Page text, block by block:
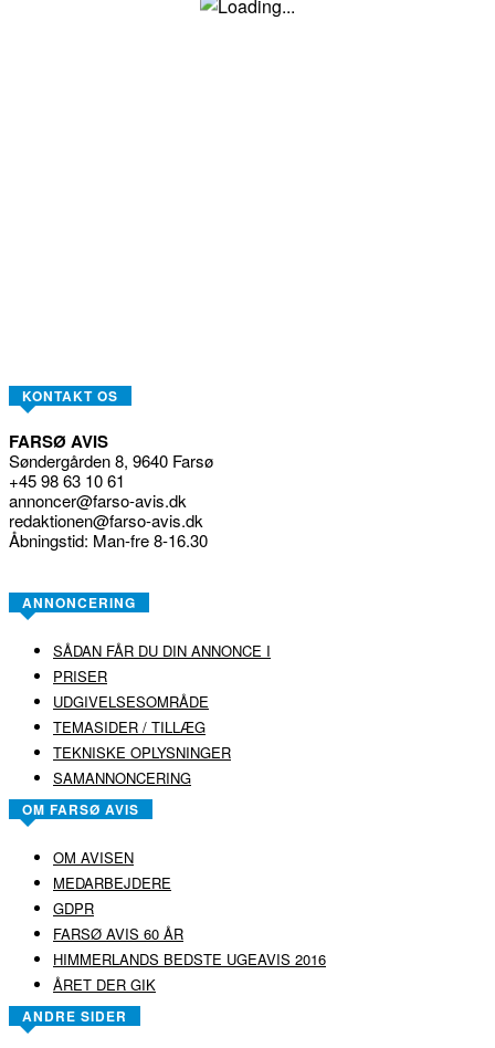
KONTAKT OS
FARSØ AVIS
Søndergården 8, 9640 Farsø
+45 98 63 10 61
annoncer@farso-avis.dk
redaktionen@farso-avis.dk
Åbningstid: Man-fre 8-16.30
ANNONCERING
SÅDAN FÅR DU DIN ANNONCE I
PRISER
UDGIVELSESOMRÅDE
TEMASIDER / TILLÆG
TEKNISKE OPLYSNINGER
SAMANNONCERING
OM FARSØ AVIS
OM AVISEN
MEDARBEJDERE
GDPR
FARSØ AVIS 60 ÅR
HIMMERLANDS BEDSTE UGEAVIS 2016
ÅRET DER GIK
ANDRE SIDER